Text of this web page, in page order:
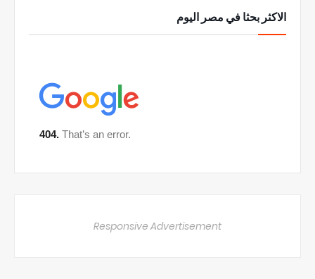
الاكثر بحثا في مصر اليوم
Responsive Advertisement